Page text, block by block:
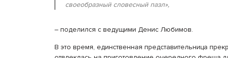
своеобразный словесный пазл»,
– поделился с ведущими Денис Любимов.
В это время, единственная представительница